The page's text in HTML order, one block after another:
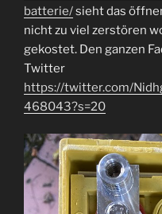
batterie/sieht das
nicht zu viel zerstören
gekostet. Den ganzen
Twitter
https://twitter.com/
468043?s=20